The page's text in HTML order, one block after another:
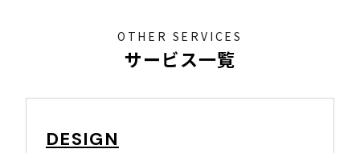
OTHER SERVICES
サービス一覧
DESIGN